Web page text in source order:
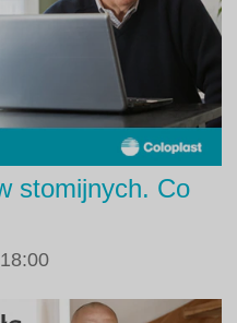
stomijnych. Co